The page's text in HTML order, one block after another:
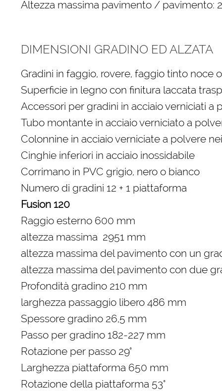
Altezza massima pavimento / pavimento:
DIMENSIONI GRADINO ED ALZATA
Gradini in faggio, rovere, faggio tinto noce
Superficie in legno con finitura laccata
Accessori per gradini in acciaio verniciati a
Tubo montante in acciaio verniciato a
Colonnine in acciaio verniciate a polvere
Cinghie inferiori in acciaio inossidabile
Corrimano in PVC grigio, nero o bianco
Numero di gradini 12 + 1 piattaforma
Fusion 120
Raggio esterno 600 mm
altezza massima 2951 mm
altezza massima del pavimento con un
altezza massima del pavimento con due
Profondità gradino 210 mm
larghezza passaggio libero 486 mm
Spessore gradino 26,5 mm
Passo per gradino 182-227 mm
Rotazione per passo 29°
Larghezza piattaforma 650 mm
Rotazione della piattaforma 53°